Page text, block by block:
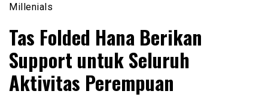
Millenials
Tas Folded Hana Berikan
Support untuk Seluruh
Aktivitas Perempuan